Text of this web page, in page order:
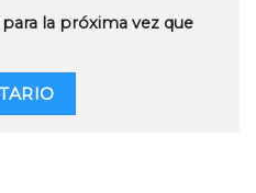
la próxima vez que